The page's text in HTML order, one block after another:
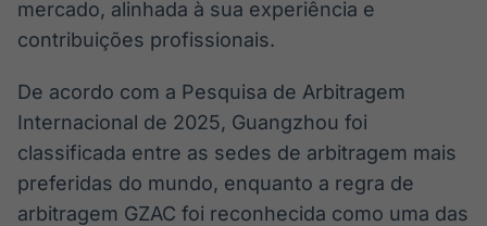
mercado, alinhada à sua experiência e
contribuições profissionais.
De acordo com a Pesquisa de Arbitragem
Internacional de 2025, Guangzhou foi
classificada entre as sedes de arbitragem mais
preferidas do mundo, enquanto a regra de
arbitragem GZAC foi reconhecida como uma das